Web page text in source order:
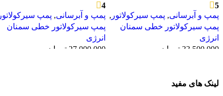
5
پمپ و آبرسانی, پمپ سیرکولاتور ,
پمپ سیرکولاتور خطی سمنان
انرژی
33.500.000 تومان
4
پمپ و آبرسانی, پمپ سیرکولاتور
پمپ سیرکولاتور خطی سمنان
انرژی
27.000.000 تومان
لینک های مفید